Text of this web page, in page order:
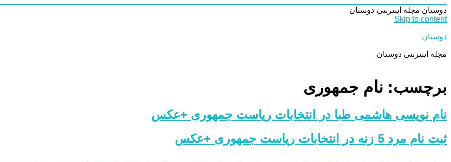
دوستان مجله اینترنتی دوستان
Skip to content
دوستان
مجله اینترنتی دوستان
برچسب: نام جمهوری
نام نویسی هاشمی طبا در انتخابات ریاست جمهوری +عکس
ثبت نام مرد 5 زنه در انتخابات ریاست جمهوری +عکس